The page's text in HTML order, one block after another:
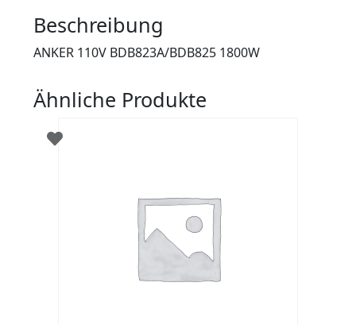
Beschreibung
ANKER 110V BDB823A/BDB825 1800W
Ähnliche Produkte